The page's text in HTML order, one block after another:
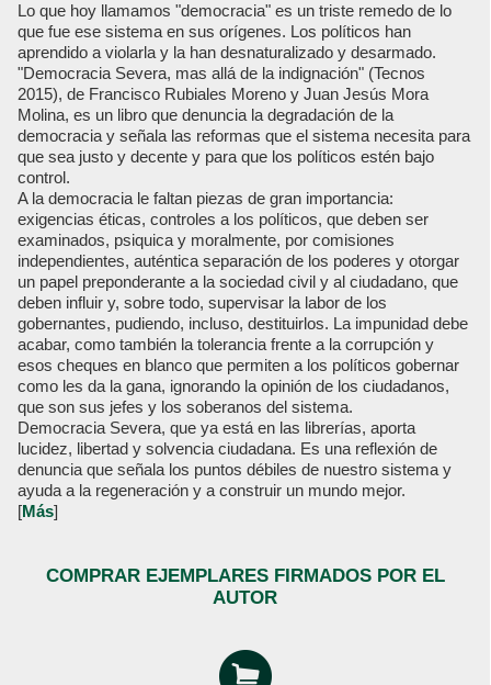
Lo que hoy llamamos "democracia" es un triste remedo de lo
que fue ese sistema en sus orígenes. Los políticos han
aprendido a violarla y la han desnaturalizado y desarmado.
"Democracia Severa, mas allá de la indignación" (Tecnos
2015), de Francisco Rubiales Moreno y Juan Jesús Mora
Molina, es un libro que denuncia la degradación de la
democracia y señala las reformas que el sistema necesita para
que sea justo y decente y para que los políticos estén bajo
control.
A la democracia le faltan piezas de gran importancia:
exigencias éticas, controles a los políticos, que deben ser
examinados, psiquica y moralmente, por comisiones
independientes, auténtica separación de los poderes y otorgar
un papel preponderante a la sociedad civil y al ciudadano, que
deben influir y, sobre todo, supervisar la labor de los
gobernantes, pudiendo, incluso, destituirlos. La impunidad debe
acabar, como también la tolerancia frente a la corrupción y
esos cheques en blanco que permiten a los políticos gobernar
como les da la gana, ignorando la opinión de los ciudadanos,
que son sus jefes y los soberanos del sistema.
Democracia Severa, que ya está en las librerías, aporta
lucidez, libertad y solvencia ciudadana. Es una reflexión de
denuncia que señala los puntos débiles de nuestro sistema y
ayuda a la regeneración y a construir un mundo mejor.
[Más]
COMPRAR EJEMPLARES FIRMADOS POR EL
AUTOR